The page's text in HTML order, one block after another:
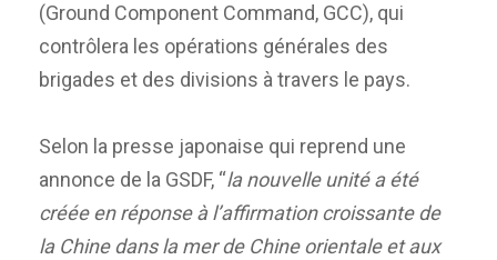
(Ground Component Command, GCC), qui
contrôlera les opérations générales des
brigades et des divisions à travers le pays.
Selon la presse japonaise qui reprend une
annonce de la GSDF, “la nouvelle unité a été
créée en réponse à l’affirmation croissante de
la Chine dans la mer de Chine orientale et aux